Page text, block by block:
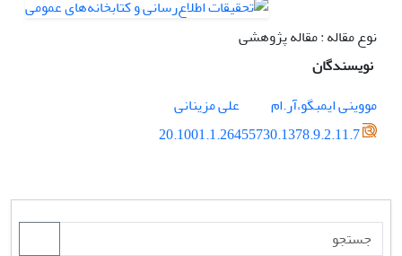
نوع مقاله : مقاله پژوهشی
نویسندگان
مووینی ایمبگو،آر.ام
علی مزینانی
20.1001.1.26455730.1378.9.2.11.7